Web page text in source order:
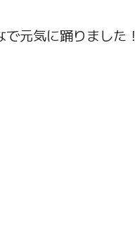
元気に踊りました！